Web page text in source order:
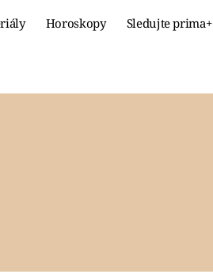
Horoskopy Sledujte prima+